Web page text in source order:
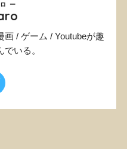
ー
/ ゲーム / Youtubeが趣
いる。